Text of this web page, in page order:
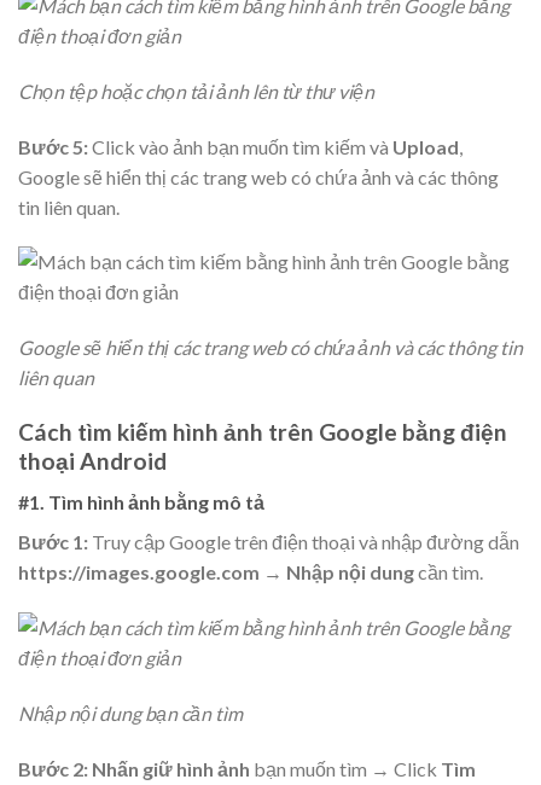
Chọn tệp hoặc chọn tải ảnh lên từ thư viện
Bước 5:Click vào ảnh bạn muốn tìm kiếm và Upload
Google sẽ hiển thị các trang web có chứa ảnh và các thông
tin liên quan.
Google sẽ hiển thị các trang web có chứa ảnh và các thông tin
liên quan
Cách tìm kiếm hình ảnh trên Google bằng điện
thoại Android
#1. Tìm hình ảnh bằng mô tả
Bước 1: Truy cập Google trên điện thoại và nhập đường dẫn
https://images.google.com → Nhập nội dungcần tìm.
Nhập nội dung bạn cần tìm
Bước 2: Nhấn giữ hình ảnh bạn muốn tìm → Click Tìm